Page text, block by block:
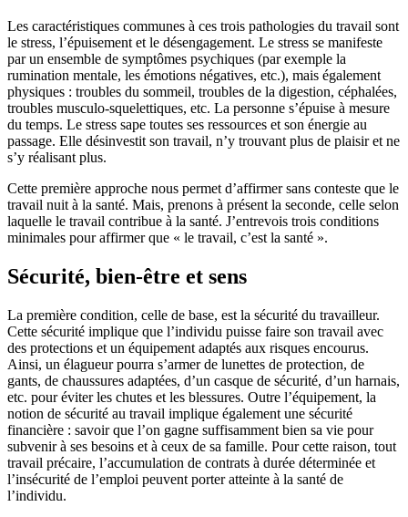
Les caractéristiques communes à ces trois pathologies du travail sont
le stress, l’épuisement et le désengagement. Le stress se manifeste
par un ensemble de symptômes psychiques (par exemple la
rumination mentale, les émotions négatives, etc.), mais également
physiques : troubles du sommeil, troubles de la digestion, céphalées,
troubles musculo-squelettiques, etc. La personne s’épuise à mesure
du temps. Le stress sape toutes ses ressources et son énergie au
passage. Elle désinvestit son travail, n’y trouvant plus de plaisir et ne
s’y réalisant plus.
Cette première approche nous permet d’affirmer sans conteste que le
travail nuit à la santé. Mais, prenons à présent la seconde, celle selon
laquelle le travail contribue à la santé. J’entrevois trois conditions
minimales pour affirmer que « le travail, c’est la santé ».
Sécurité, bien-être et sens
La première condition, celle de base, est la sécurité du travailleur.
Cette sécurité implique que l’individu puisse faire son travail avec
des protections et un équipement adaptés aux risques encourus.
Ainsi, un élagueur pourra s’armer de lunettes de protection, de
gants, de chaussures adaptées, d’un casque de sécurité, d’un harnais,
etc. pour éviter les chutes et les blessures. Outre l’équipement, la
notion de sécurité au travail implique également une sécurité
financière : savoir que l’on gagne suffisamment bien sa vie pour
subvenir à ses besoins et à ceux de sa famille. Pour cette raison, tout
travail précaire, l’accumulation de contrats à durée déterminée et
l’insécurité de l’emploi peuvent porter atteinte à la santé de
l’individu.